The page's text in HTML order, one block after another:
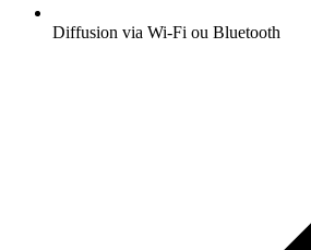
Diffusion via Wi-Fi ou Bluetooth